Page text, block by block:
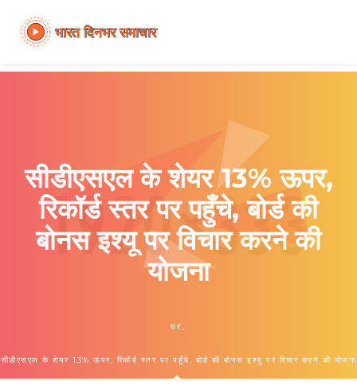
सीडीएसएल के शेयर 13% ऊपर,
रिकॉर्ड स्तर पर पहुँचे, बोर्ड की
बोनस इश्यू पर विचार करने की
योजना
घर
सीडीएसएल के शेयर 13% ऊपर, रिकॉर्ड स्तर पर पहुँचे, बोर्ड की बोनस इश्यू पर विचार करने की योजना